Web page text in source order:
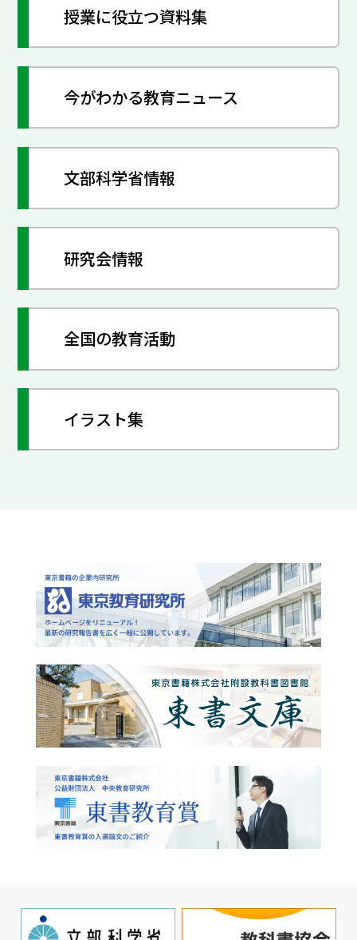
授業に役立つ資料集
今がわかる教育ニュース
文部科学省情報
研究会情報
全国の教育活動
イラスト集